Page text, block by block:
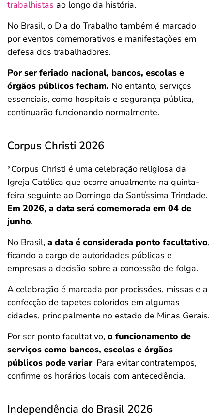
trabalhistas ao longo da história.
No Brasil, o Dia do Trabalho também é marcado
por eventos comemorativos e manifestações em
defesa dos trabalhadores.
Por ser feriado nacional, bancos, escolas e
órgãos públicos fecham. No entanto, serviços
essenciais, como hospitais e segurança pública,
continuarão funcionando normalmente.
Corpus Christi 2026
*Corpus Christi é uma celebração religiosa da
Igreja Católica que ocorre anualmente na quinta-
feira seguinte ao Domingo da Santíssima Trindade.
Em 2026, a data será comemorada em 04 de
junho.
No Brasil, a data é considerada ponto facultativo,
ficando a cargo de autoridades públicas e
empresas a decisão sobre a concessão de folga.
A celebração é marcada por procissões, missas e a
confecção de tapetes coloridos em algumas
cidades, principalmente no estado de Minas Gerais.
Por ser ponto facultativo, o funcionamento de
serviços como bancos, escolas e órgãos
públicos pode variar. Para evitar contratempos,
confirme os horários locais com antecedência.
Independência do Brasil 2026